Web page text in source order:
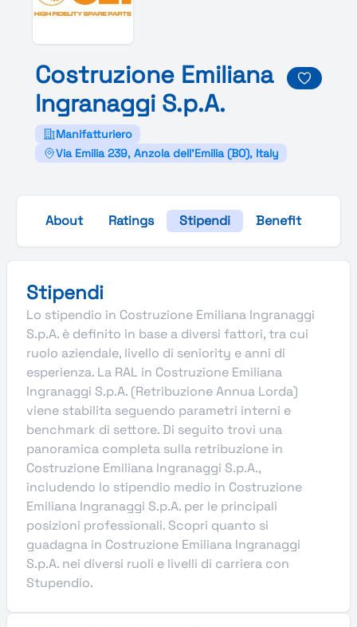
Costruzione Emiliana
Ingranaggi S.p.A.
Manifatturiero
Via Emilia 239, Anzola dell'Emilia (BO), Italy
About Ratings Stipendi Benefit
Stipendi
Lo stipendio in Costruzione Emiliana Ingranaggi
S.p.A. è definito in base a diversi fattori, tra cui
ruolo aziendale, livello di seniority e anni di
esperienza. La RAL in Costruzione Emiliana
Ingranaggi S.p.A. (Retribuzione Annua Lorda)
viene stabilita seguendo parametri interni e
benchmark di settore. Di seguito trovi una
panoramica completa sulla retribuzione in
Costruzione Emiliana Ingranaggi S.p.A.,
includendo lo stipendio medio in Costruzione
Emiliana Ingranaggi S.p.A. per le principali
posizioni professionali. Scopri quanto si
guadagna in Costruzione Emiliana Ingranaggi
S.p.A. nei diversi ruoli e livelli di carriera con
Stupendio.